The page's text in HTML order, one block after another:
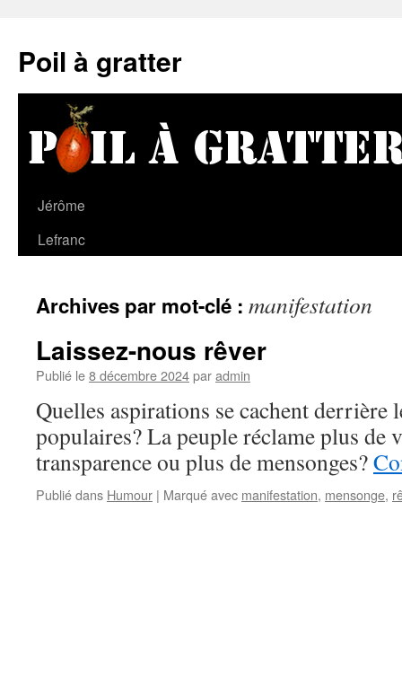
Poil à gratter
Jérôme
Lefranc
Archives par mot-clé : manifestation
Laissez-nous rêver
Publié le8 décembre 2024paradmin
Quelles aspirations se cachent derrière
populaires? La peuple réclame plus de
transparence ou plus de mensonges?
Publié dans Humour | Marqué avec manifestation, mensonge,